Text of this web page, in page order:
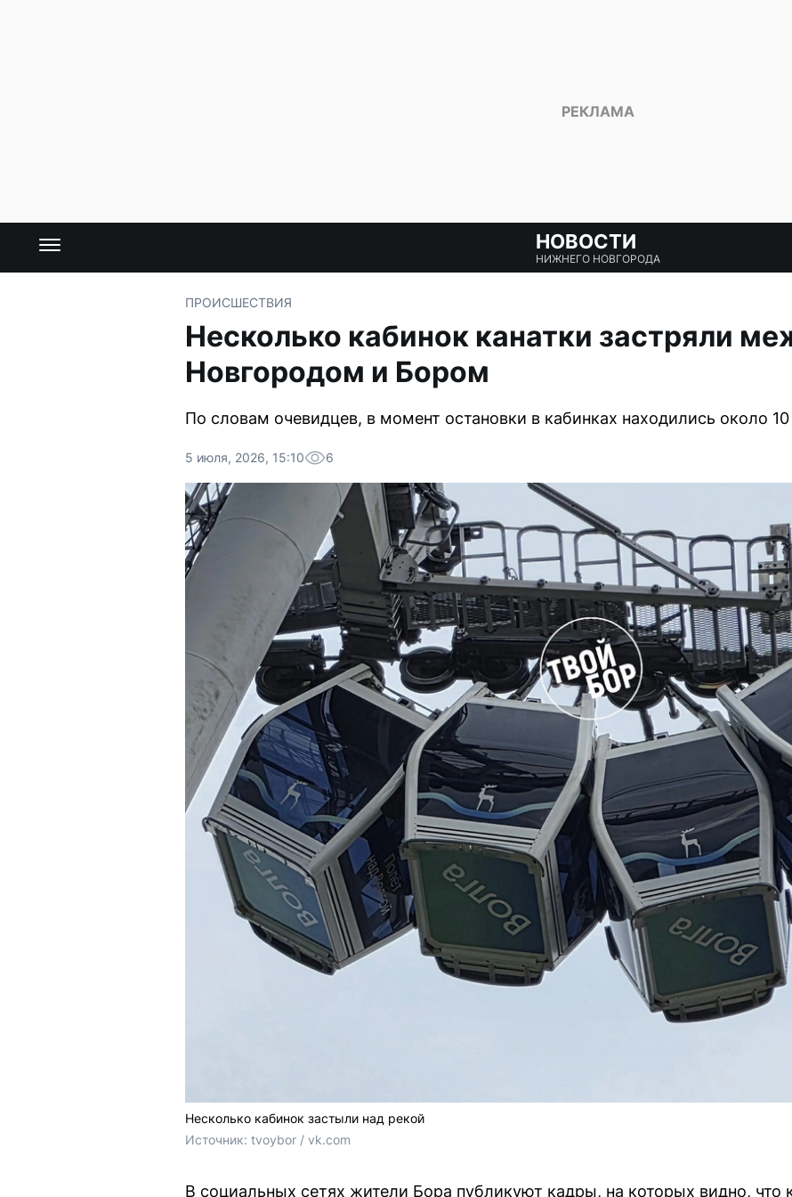
НОВОСТИ
НИЖНЕГО НОВГОРОДА
ПРОИСШЕСТВИЯ
Несколько кабинок канатки застряли
Новгородом и Бором
По словам очевидцев, в момент остановки в кабинках находились около 10
5 июля, 2026, 15:10 6
Несколько кабинок застыли над рекой
Источник: tvoybor / vk.com
В социальных сетях жители Бора публикуют кадры, на которых видно, что